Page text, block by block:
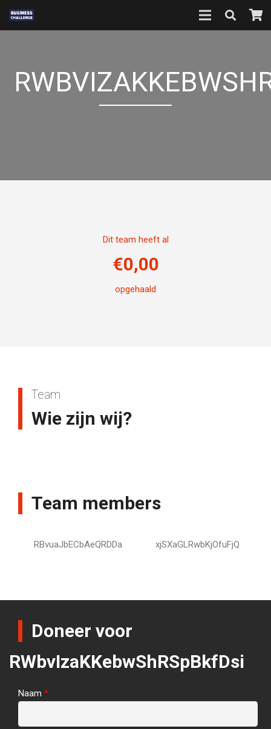
Dit team heeft al
€0,00
opgehaald
Team
Wie zijn wij?
Team members
RBvuaJbECbAeQRDDa xjSXaGLRwbKjOfuFjQ
Doneer voor
RWbvIzaKKebwShRSpBkfDsi
Naam *